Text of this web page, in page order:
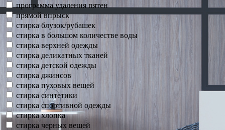
программа удаления пятен
прямой впрыск
стирка блузок/рубашек
стирка в большом количестве воды
стирка верхней одежды
стирка деликатных тканей
стирка детской одежды
стирка джинсов
стирка пуховых вещей
стирка синтетики
стирка спортивной одежды
стирка хлопка
стирка черных вещей